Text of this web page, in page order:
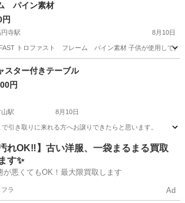
パイン素材
円寺駅 8月10日
トロファスト フレーム パイン素材 子供が使用しており
新高円寺駅
スター付きテーブル
円
駅 8月10日
引き取りに来れる方へお譲りできたらと思います。
東村山駅 テーブル
汚れOK‼️】古い洋服、一袋まるまる買取
す✨
が悪くてもOK！最大限買取します
ラ Ad